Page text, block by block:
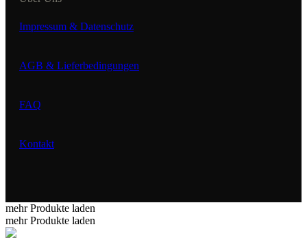
Impressum & Datenschutz
AGB & Lieferbedingungen
FAQ
Kontakt
mehr Produkte laden
mehr Produkte laden